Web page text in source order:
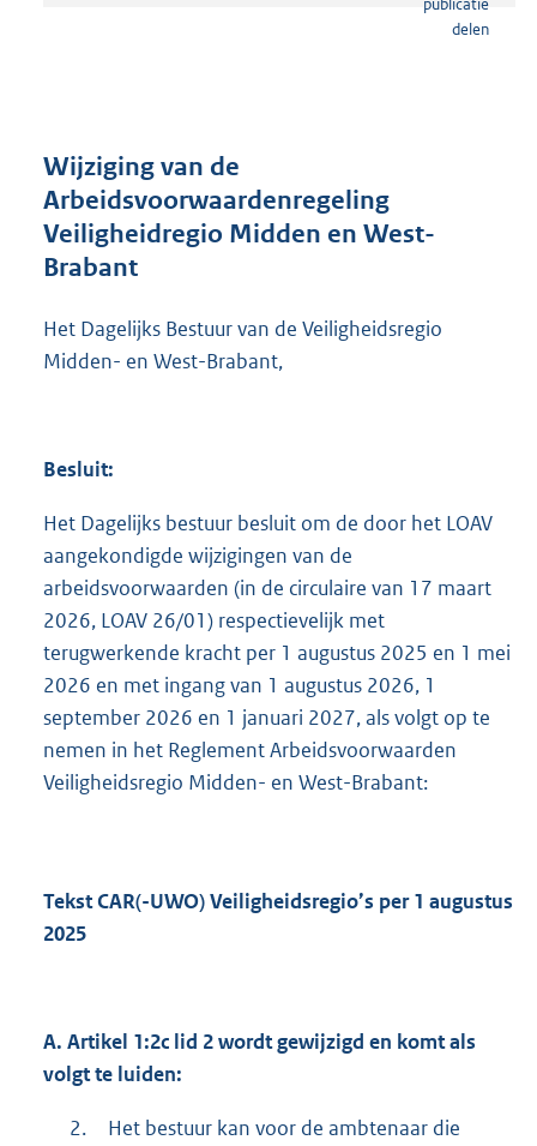
o
t
8
Wijziging van de
Arbeidsvoorwaardenregeling
Veiligheidregio Midden en West-
Brabant
Het Dagelijks Bestuur van de Veiligheidsregio
Midden- en West-Brabant,
Besluit:
Het Dagelijks bestuur besluit om de door het LOAV
aangekondigde wijzigingen van de
arbeidsvoorwaarden (in de circulaire van 17 maart
2026, LOAV 26/01) respectievelijk met
terugwerkende kracht per 1 augustus 2025 en 1 mei
2026 en met ingang van 1 augustus 2026, 1
september 2026 en 1 januari 2027, als volgt op te
nemen in het Reglement Arbeidsvoorwaarden
Veiligheidsregio Midden- en West-Brabant:
Tekst CAR(-UWO) Veiligheidsregio’s per 1 augustus
2025
A. Artikel 1:2c lid 2 wordt gewijzigd en komt als
volgt te luiden:
2.
Het bestuur kan voor de ambtenaar die